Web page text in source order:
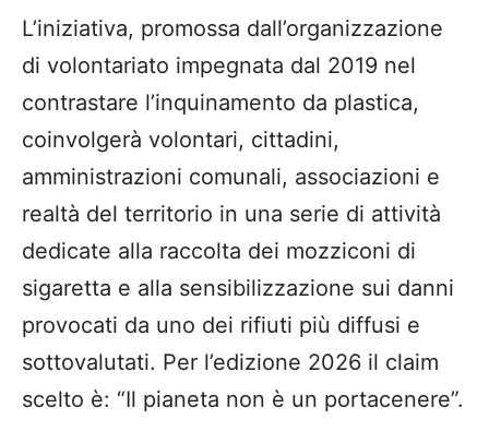
L’iniziativa, promossa dall’organizzazione
di volontariato impegnata dal 2019 nel
contrastare l’inquinamento da plastica,
coinvolgerà volontari, cittadini,
amministrazioni comunali, associazioni e
realtà del territorio in una serie di attività
dedicate alla raccolta dei mozziconi di
sigaretta e alla sensibilizzazione sui danni
provocati da uno dei rifiuti più diffusi e
sottovalutati. Per l’edizione 2026 il claim
scelto è: “Il pianeta non è un portacenere”.